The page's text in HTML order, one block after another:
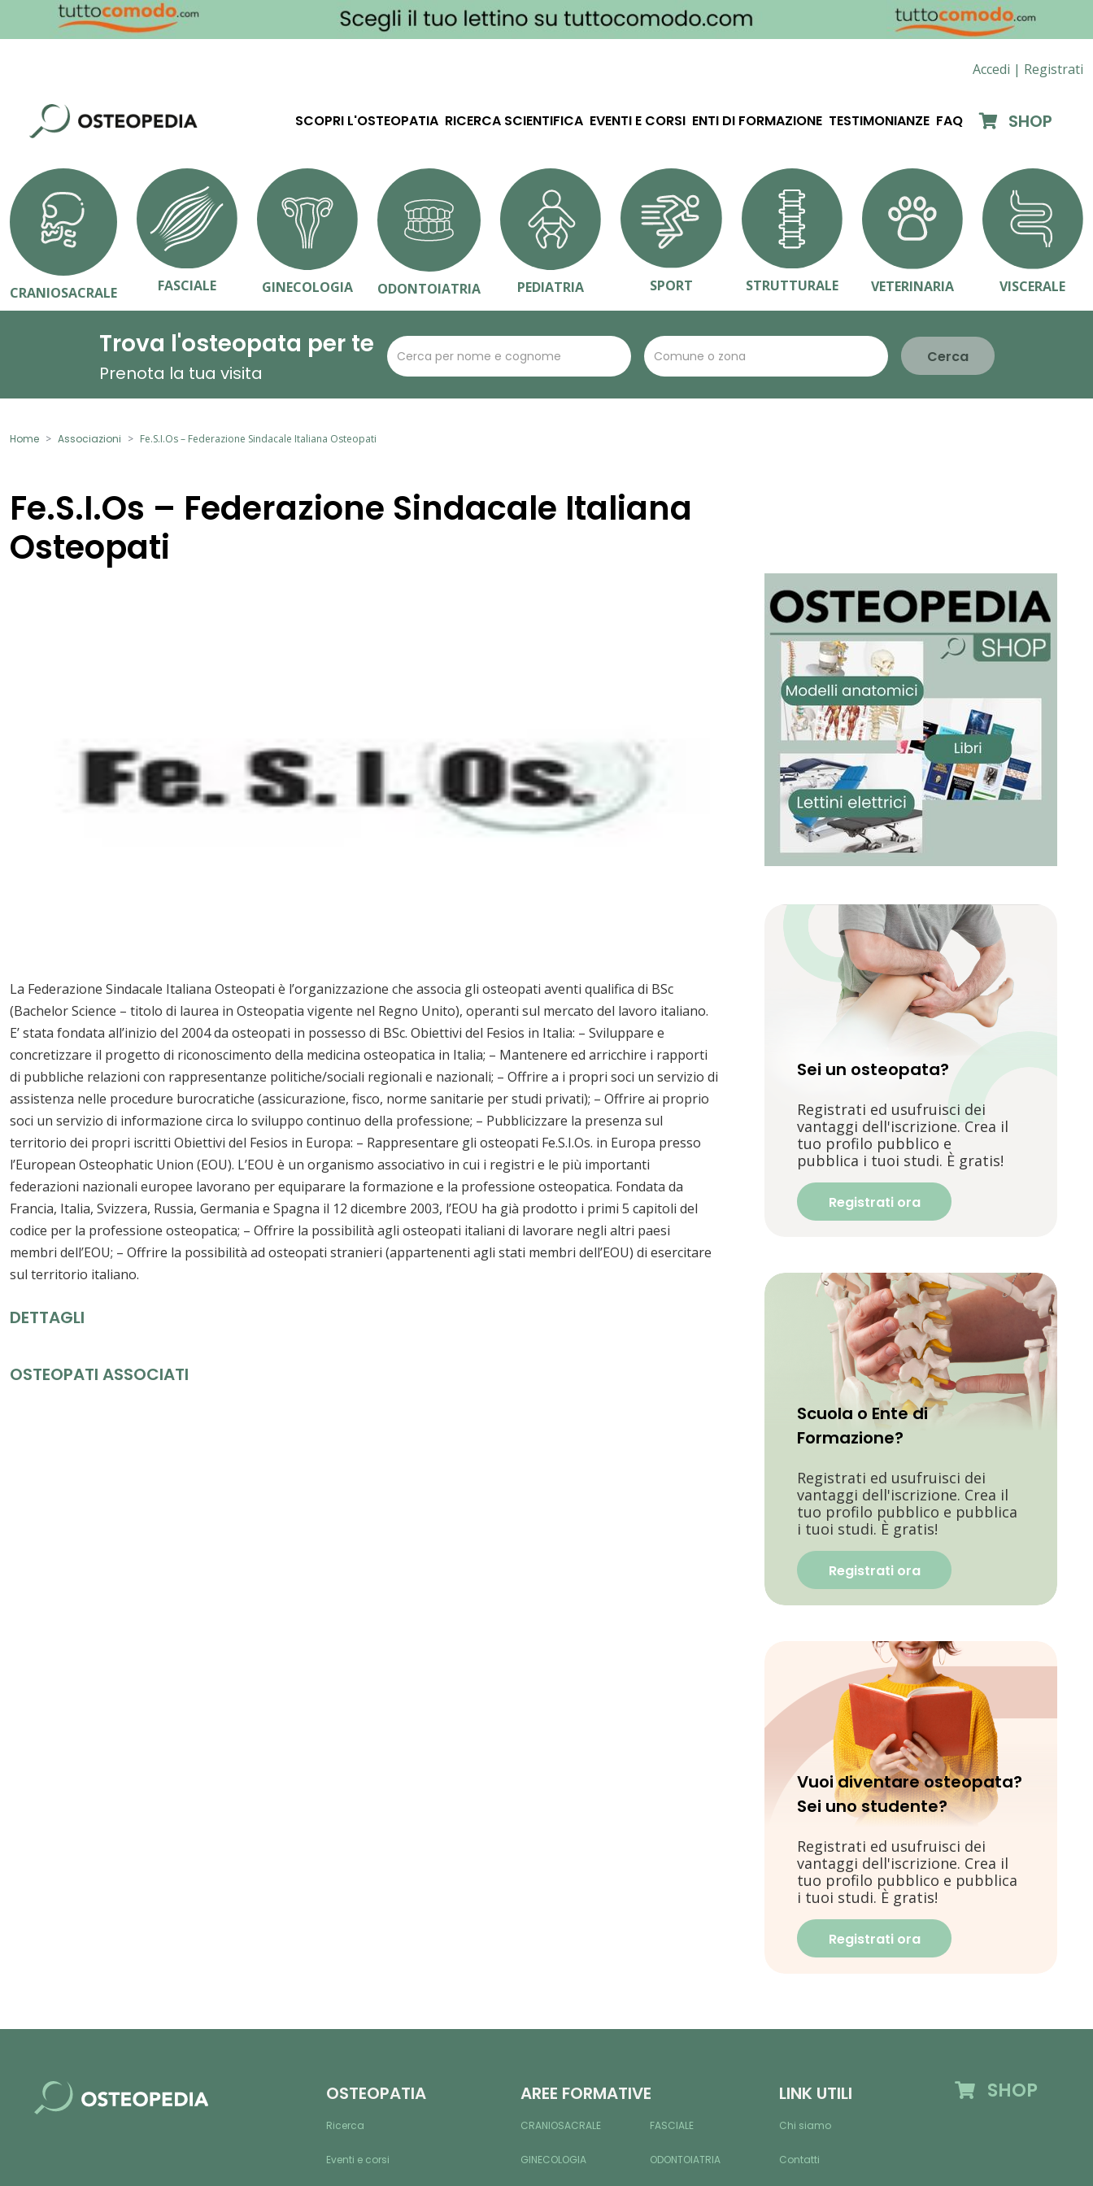
Accedi | Registrati
SCOPRI L'OSTEOPATIA RICERCA SCIENTIFICA EVENTI E CORSI ENTI DI FORMAZIONE TESTIMONIANZE FAQ SHOP
CRANIOSACRALE FASCIALE GINECOLOGIA ODONTOIATRIA PEDIATRIA SPORT STRUTTURALE VETERINARIA VISCERALE
Trova l'osteopata per te
Prenota la tua visita
Cerca
Home Associazioni Fe.S.I.Os – Federazione Sindacale Italiana Osteopati
Fe.S.I.Os – Federazione Sindacale Italiana
Osteopati
La Federazione Sindacale Italiana Osteopati è l’organizzazione che associa gli osteopati aventi qualifica di BSc
(Bachelor Science – titolo di laurea in Osteopatia vigente nel Regno Unito), operanti sul mercato del lavoro italiano.
E’ stata fondata all’inizio del 2004 da osteopati in possesso di BSc. Obiettivi del Fesios in Italia: – Sviluppare e
concretizzare il progetto di riconoscimento della medicina osteopatica in Italia; – Mantenere ed arricchire i rapporti
di pubbliche relazioni con rappresentanze politiche/sociali regionali e nazionali; – Offrire a i propri soci un servizio di
assistenza nelle procedure burocratiche (assicurazione, fisco, norme sanitarie per studi privati); – Offrire ai proprio
soci un servizio di informazione circa lo sviluppo continuo della professione; – Pubblicizzare la presenza sul
territorio dei propri iscritti Obiettivi del Fesios in Europa: – Rappresentare gli osteopati Fe.S.I.Os. in Europa presso
l’European Osteophatic Union (EOU). L’EOU è un organismo associativo in cui i registri e le più importanti
federazioni nazionali europee lavorano per equiparare la formazione e la professione osteopatica. Fondata da
Francia, Italia, Svizzera, Russia, Germania e Spagna il 12 dicembre 2003, l’EOU ha già prodotto i primi 5 capitoli del
codice per la professione osteopatica; – Offrire la possibilità agli osteopati italiani di lavorare negli altri paesi
membri dell’EOU; – Offrire la possibilità ad osteopati stranieri (appartenenti agli stati membri dell’EOU) di esercitare
sul territorio italiano.
DETTAGLI
OSTEOPATI ASSOCIATI
Sei un osteopata?
Registrati ed usufruisci dei
vantaggi dell'iscrizione. Crea il
tuo profilo pubblico e
pubblica i tuoi studi. È gratis!
Registrati ora
Scuola o Ente di
Formazione?
Registrati ed usufruisci dei
vantaggi dell'iscrizione. Crea il
tuo profilo pubblico e pubblica
i tuoi studi. È gratis!
Registrati ora
Vuoi diventare osteopata?
Sei uno studente?
Registrati ed usufruisci dei
vantaggi dell'iscrizione. Crea il
tuo profilo pubblico e pubblica
i tuoi studi. È gratis!
Registrati ora
OSTEOPATIA
Ricerca
Eventi e corsi
AREE FORMATIVE
CRANIOSACRALE FASCIALE
GINECOLOGIA ODONTOIATRIA
LINK UTILI
Chi siamo
Contatti
SHOP